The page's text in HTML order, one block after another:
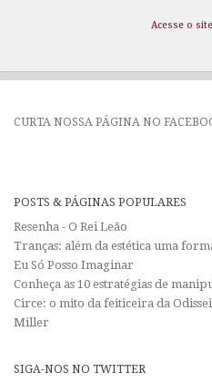
Acesse o
CURTA NOSSA PÁGINA NO
POSTS & PÁGINAS POPULARES
Resenha - O Rei Leão
Tranças: além da estética uma
Eu Só Posso Imaginar
Conheça as 10 estratégias de
Circe: o mito da feiticeira da
Miller
SIGA-NOS NO TWITTER